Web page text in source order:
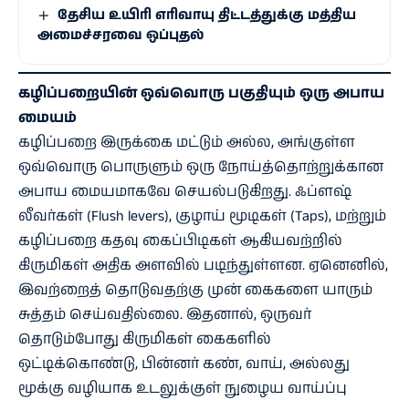
தேசிய உயிரி எரி​வாயு திட்டத்துக்கு மத்திய
அமைச்சரவை ஒப்புதல்
கழிப்பறையின் ஒவ்வொரு பகுதியும் ஒரு அபாய
மையம்
கழிப்பறை இருக்கை மட்டும் அல்ல, அங்குள்ள
ஒவ்வொரு பொருளும் ஒரு நோய்த்தொற்றுக்கான
அபாய மையமாகவே செயல்படுகிறது. ஃப்ளஷ்
லீவர்கள் (Flush levers), குழாய் மூடிகள் (Taps), மற்றும்
கழிப்பறை கதவு கைப்பிடிகள் ஆகியவற்றில்
கிருமிகள் அதிக அளவில் படிந்துள்ளன. ஏனெனில்,
இவற்றைத் தொடுவதற்கு முன் கைகளை யாரும்
சுத்தம் செய்வதில்லை. இதனால், ஒருவர்
தொடும்போது கிருமிகள் கைகளில்
ஒட்டிக்கொண்டு, பின்னர் கண், வாய், அல்லது
மூக்கு வழியாக உடலுக்குள் நுழைய வாய்ப்பு